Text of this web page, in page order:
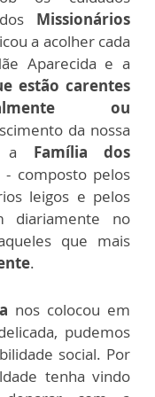
Missionários
a acolher cada
Aparecida e a
estão carentes
ou
da nossa
a Família dos
composto pelos
leigos e pelos
diariamente no
que mais
.
nos colocou em
pudemos
social. Por
tenha vindo